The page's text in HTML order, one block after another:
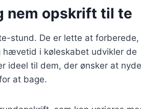
nem opskrift til te
stund. De er lette at forberede,
i køleskabet udvikler de
ideel til dem, der ønsker at nyde
at bage.